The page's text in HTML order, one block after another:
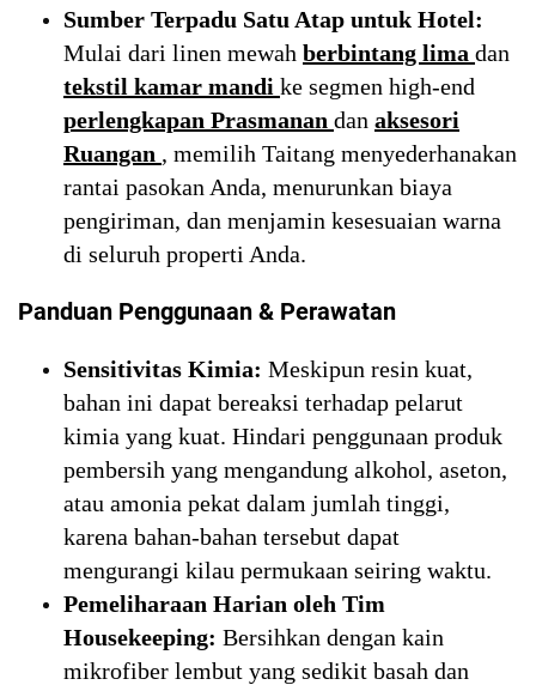
Sumber Terpadu Satu Atap untuk Hotel:
Mulai dari linen mewah berbintang lima dan
tekstil kamar mandi ke segmen high-end
perlengkapan Prasmanan dan aksesori
Ruangan , memilih Taitang menyederhanakan
rantai pasokan Anda, menurunkan biaya
pengiriman, dan menjamin kesesuaian warna
di seluruh properti Anda.
Panduan Penggunaan & Perawatan
Sensitivitas Kimia: Meskipun resin kuat,
bahan ini dapat bereaksi terhadap pelarut
kimia yang kuat. Hindari penggunaan produk
pembersih yang mengandung alkohol, aseton,
atau amonia pekat dalam jumlah tinggi,
karena bahan-bahan tersebut dapat
mengurangi kilau permukaan seiring waktu.
Pemeliharaan Harian oleh Tim
Housekeeping: Bersihkan dengan kain
mikrofiber lembut yang sedikit basah dan